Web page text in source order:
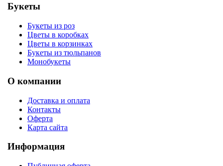
Букеты
Букеты из роз
Цветы в коробках
Цветы в корзинках
Букеты из тюльпанов
Монобукеты
О компании
Доставка и оплата
Контакты
Оферта
Карта сайта
Информация